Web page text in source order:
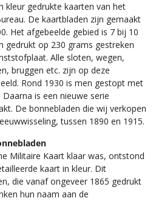
kleur gedrukte kaarten van het
De kaartbladen zijn gemaakt
Het afgebeelde gebied is 7 bij 10
gedrukt op 230 grams gestreken
Alle sloten, wegen,
bruggen etc. zijn op deze
Rond 1930 is men gestopt met
is een nieuwe serie
De bonnebladen die wij verkopen
tussen 1890 en 1915.
Militaire Kaart klaar was, ontstond
kaart in kleur. Dit
die vanaf ongeveer 1865 gedrukt
hun naam aan de